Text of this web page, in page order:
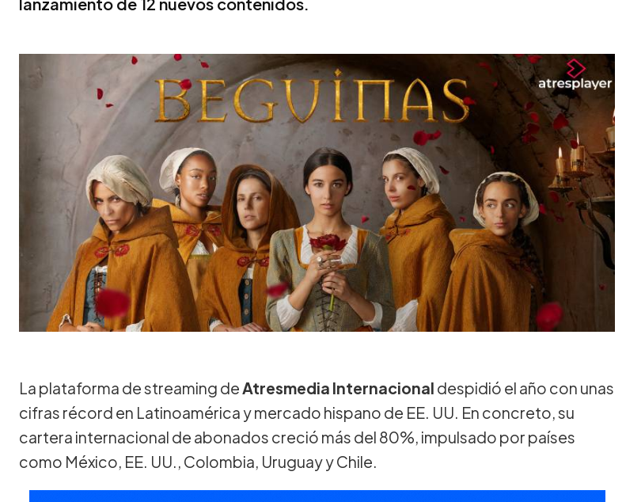
La plataforma de streaming de Atresmedia Internacional despidió el año con unas
cifras récord en Latinoamérica y mercado hispano de EE. UU. En concreto, su
cartera internacional de abonados creció más del 80%, impulsado por países
como México, EE. UU., Colombia, Uruguay y Chile.